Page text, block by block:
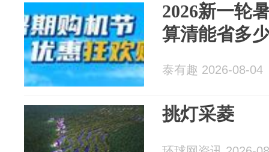
2026新一轮
算清能省多
泰有趣 2026-08-04
挑灯采菱